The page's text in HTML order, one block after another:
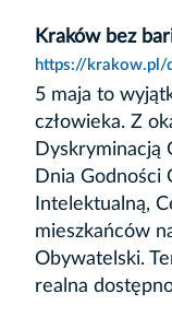
Kraków bez
https://krakow.pl/
5 maja to
człowieka. Z
Dyskryminacją
Dnia Godności
Intelektualną,
mieszkańców
Obywatelski.
realna